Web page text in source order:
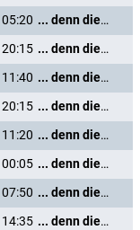
05:20
... denn die Musik und die Liebe in Tirol
20:15
... denn die Musik und die Liebe in Tirol
11:40
... denn die Musik und die Liebe in Tirol
20:15
... denn die Musik und die Liebe in Tirol
11:20
... denn die Musik und die Liebe in Tirol
00:05
... denn die Musik und die Liebe in Tirol
07:50
... denn die Musik und die Liebe in Tirol
14:35
... denn die Musik und die Liebe in Tirol